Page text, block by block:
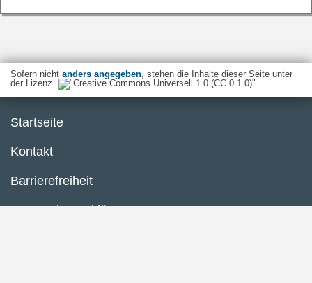
Sofern nicht anders angegeben, stehen die Inhalte dieser Seite unter
der Lizenz
Startseite
Kontakt
Barrierefreiheit
Datenschutzerklärung